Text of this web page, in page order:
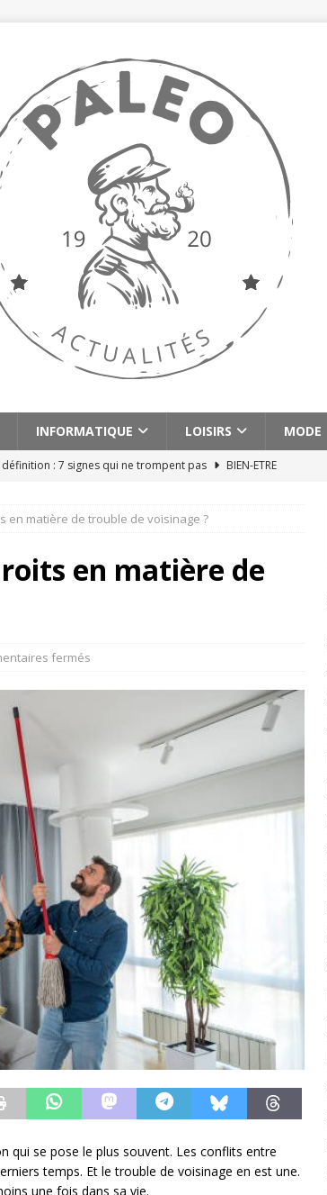
INFORMATIQUE LOISIRS MODE
: 7 signes qui ne trompent pas
BIEN-ETRE
voyager en Géorgie : conseils pratiques et astuces
efficaces pour un ventre plat et ferme
Albanie avec un budget serré : astuces et conseils
en matière de trouble de voisinage ?
en matière de
fermés
qui se pose le plus souvent. Les conflits entre
temps. Et le trouble de voisinage en est une.
une fois dans sa vie.